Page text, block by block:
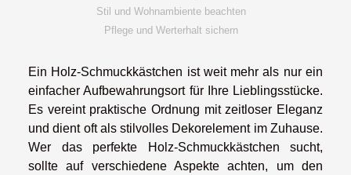
Stil und Wohnambiente beachten
Pflege und Werterhalt sichern
Ein Holz-Schmuckkästchen ist weit mehr als nur ein
einfacher Aufbewahrungsort für Ihre Lieblingsstücke.
Es vereint praktische Ordnung mit zeitloser Eleganz
und dient oft als stilvolles Dekorelement im Zuhause.
Wer das perfekte Holz-Schmuckkästchen sucht,
sollte auf verschiedene Aspekte achten, um den